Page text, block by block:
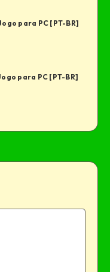
para PC [PT-BR]
para PC [PT-BR]